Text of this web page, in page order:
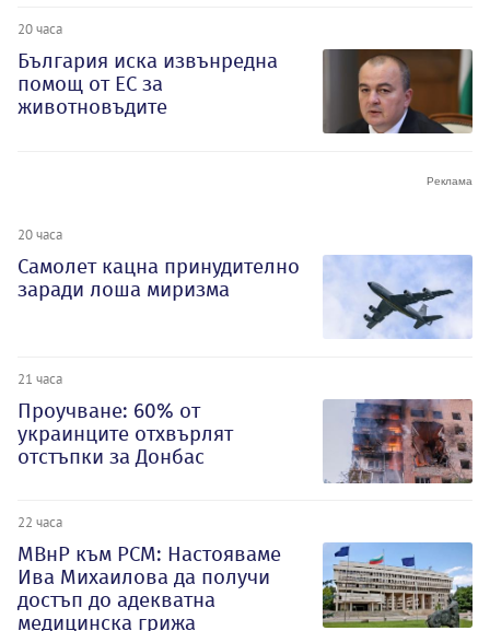
20 часа
България иска извънредна
помощ от ЕС за
животновъдите
20 часа
Самолет кацна принудително
заради лоша миризма
21 часа
Проучване: 60% от
украинците отхвърлят
отстъпки за Донбас
22 часа
МВнР към РСМ: Настояваме
Ива Михаилова да получи
достъп до адекватна
медицинска грижа